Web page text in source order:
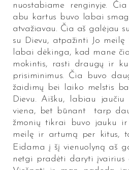
nuostabiame renginyje.
abu kartus buvo labai
atvažiavau. Čia aš galėjau
su Dievu, atpažinti Jo meilę
labai dėkinga, kad mane
mokintis, rasti draugų ir
prisiminimus. Čia buvo
žaidimų bei laiko melstis
Dievu. Aišku, labiau
viena, bet būnant tarp
žmonių tikrai buvo jauku
meilę ir artumą per kitus,
Eidama į šį vienuolyną aš
netgi pradėti daryti įvairius